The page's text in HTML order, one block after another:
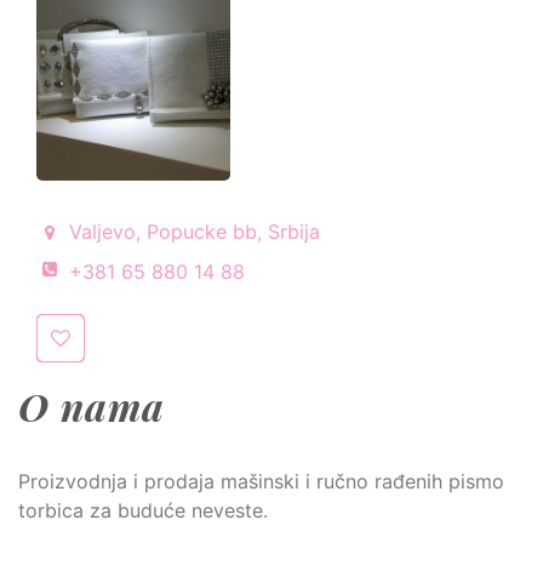
Valjevo, Popucke bb, Srbija
+381 65 880 14 88
O nama
Proizvodnja i prodaja mašinski i ručno rađenih pismo
torbica za buduće neveste.